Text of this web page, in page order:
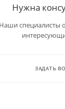
Нужна
Наши специалисты
ЗАДАТЬ